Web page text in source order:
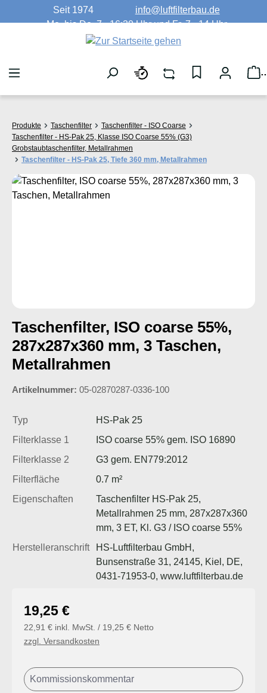
Zum Hauptinhalt springen
Seit 1974
info@luftfilterbau.de
Mo. bis Do. 7 - 16:30 Uhr und Fr. 7 - 14 Uhr
Produkte Taschenfilter
Taschenfilter - ISO Coarse
Taschenfilter - HS-Pak 25, Klasse ISO Coarse 55% (G3)
Grobstaubtaschenfilter, Metallrahmen
Taschenfilter - HS-Pak 25, Tiefe 360 mm, Metallrahmen
Bildergalerie überspringen
Taschenfilter, ISO coarse 55%,
287x287x360 mm, 3 Taschen,
Metallrahmen
Artikelnummer: 05-02870287-0336-100
Typ
HS-Pak 25
Filterklasse 1
ISO coarse 55% gem. ISO 16890
Filterklasse 2
G3 gem. EN779:2012
Filterfläche
0.7 m²
Eigenschaften
Taschenfilter HS-Pak 25,
Metallrahmen 25 mm, 287x287x360
mm, 3 ET, Kl. G3 / ISO coarse 55%
Herstelleranschrift
HS-Luftfilterbau GmbH,
Bunsenstraße 31, 24145, Kiel, DE,
0431-71953-0, www.luftfilterbau.de
Regulärer Preis:
19,25 €
22,91 € inkl. MwSt. / 19,25 € Netto
zzgl. Versandkosten